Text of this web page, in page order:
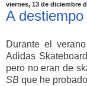
viernes, 13 de diciembre
A destiempo
Durante el
Adidas
pero no eran de
SB que he